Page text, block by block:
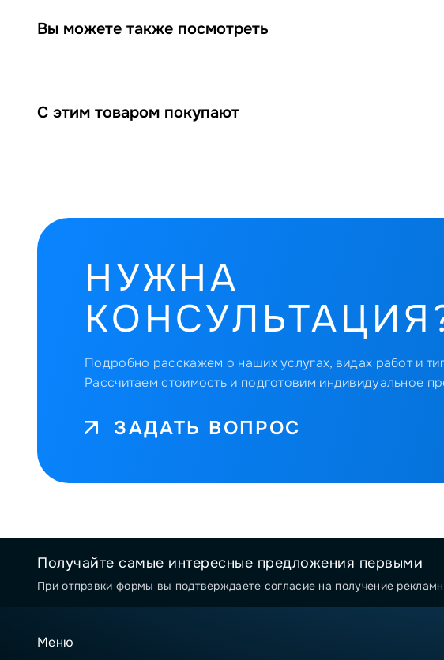
Вы можете также посмотреть
С этим товаром покупают
НУЖНА
Подробно расскажем о наших услугах, видах работ и
Рассчитаем стоимость и подготовим индивидуальное
ЗАДАТЬ ВОПРОС
Получайте самые интересные предложения первыми
При отправки формы вы подтверждаете согласие на получение
Меню